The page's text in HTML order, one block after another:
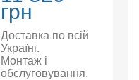
грн
Доставка по всій
Україні.
Монтаж і
обслуговування.